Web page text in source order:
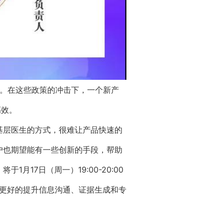
在这些政策的冲击下，一个新产
。
医生的方式，很难让产品快速的
期望能有一些创新的手段，帮助
于1月17日（周一）19:00-20:00
好的提升信息沟通、证据生成和专